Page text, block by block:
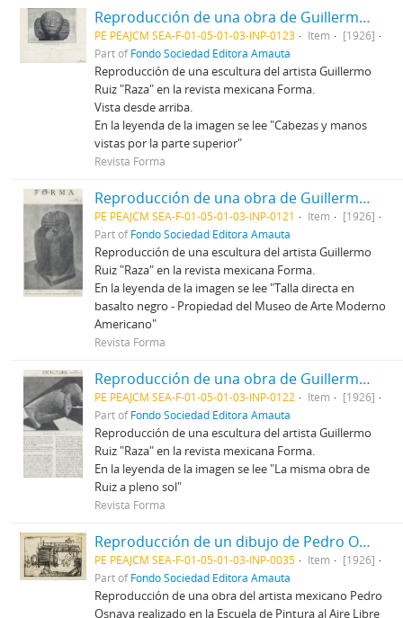
Reproducción de una obra de Guillermo Ruiz (III)
PE PEAJCM SEA-F-01-05-01-03-INP-0123 Item
[1926]
Part ofFondo Sociedad Editora Amauta
Reproducción de una escultura del artista Guillermo
Ruiz "Raza" en la revista mexicana Forma.
Vista desde arriba.
En la leyenda de la imagen se lee "Cabezas y manos
vistas por la parte superior"
Revista Forma
Reproducción de una obra de Guillermo Ruiz
PE PEAJCM SEA-F-01-05-01-03-INP-0121 Item
[1926]
Part ofFondo Sociedad Editora Amauta
Reproducción de una escultura del artista Guillermo
Ruiz "Raza" en la revista mexicana Forma.
En la leyenda de la imagen se lee "Talla directa en
basalto negro - Propiedad del Museo de Arte Moderno
Americano"
Revista Forma
Reproducción de una obra de Guillermo Ruiz
PE PEAJCM SEA-F-01-05-01-03-INP-0122 Item
[1926]
Part ofFondo Sociedad Editora Amauta
Reproducción de una escultura del artista Guillermo
Ruiz "Raza" en la revista mexicana Forma.
En la leyenda de la imagen se lee "La misma obra de
Ruiz a pleno sol"
Revista Forma
Reproducción de un dibujo de Pedro Osnaya
PE PEAJCM SEA-F-01-05-01-03-INP-0035 Item
[1926]
Part ofFondo Sociedad Editora Amauta
Reproducción de una obra del artista mexicano Pedro
Osnaya realizado en la Escuela de Pintura al Aire Libre